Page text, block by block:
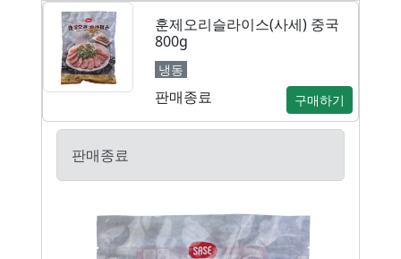
훈제오리슬라이스(사세) 중국
800g
냉동
판매종료 구매하기
판매종료